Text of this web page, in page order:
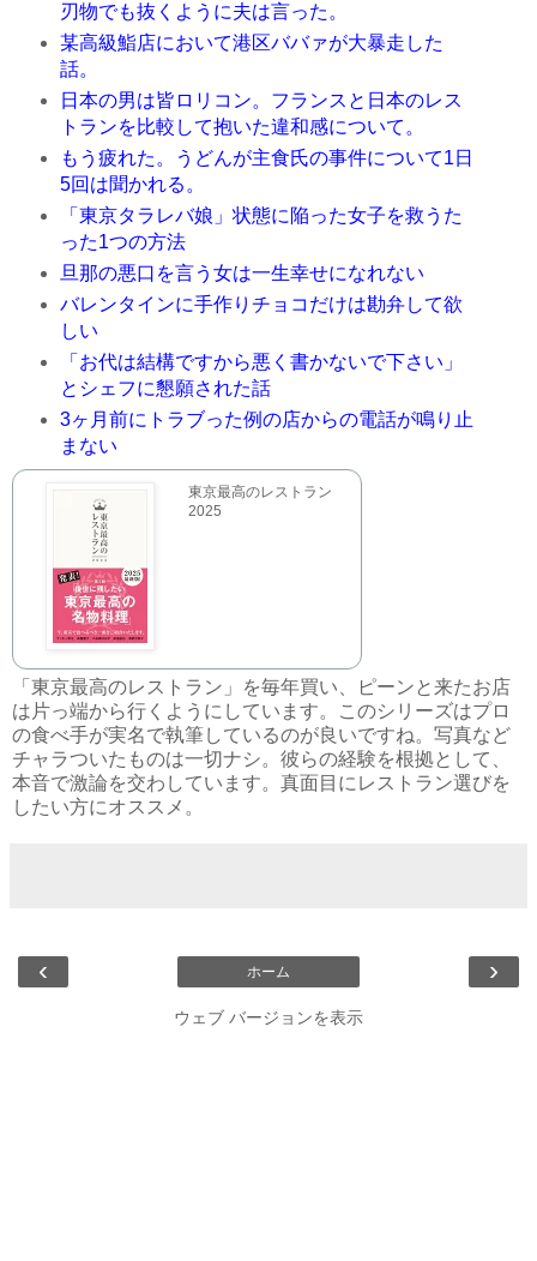
刃物でも抜くように夫は言った。
某高級鮨店において港区ババァが大暴走した
話。
日本の男は皆ロリコン。フランスと日本のレス
トランを比較して抱いた違和感について。
もう疲れた。うどんが主食氏の事件について1日
5回は聞かれる。
「東京タラレバ娘」状態に陥った女子を救うた
った1つの方法
旦那の悪口を言う女は一生幸せになれない
バレンタインに手作りチョコだけは勘弁して欲
しい
「お代は結構ですから悪く書かないで下さい」
とシェフに懇願された話
3ヶ月前にトラブった例の店からの電話が鳴り止
まない
東京最高のレストラン
2025
「東京最高のレストラン」を毎年買い、ピーンと来たお店
は片っ端から行くようにしています。このシリーズはプロ
の食べ手が実名で執筆しているのが良いですね。写真など
チャラついたものは一切ナシ。彼らの経験を根拠として、
本音で激論を交わしています。真面目にレストラン選びを
したい方にオススメ。
‹ ›
ホーム
ウェブ バージョンを表示